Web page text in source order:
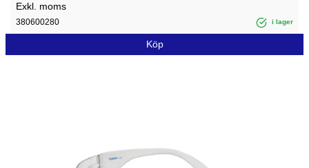
Exkl. moms
380600280 i lager
Köp